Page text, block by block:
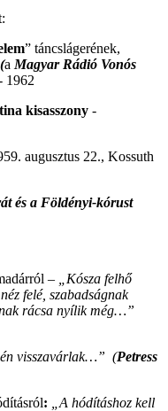
” táncslágerének,
(a Magyar Rádió Vonós
1962
kisasszony -
augusztus 22., Kossuth
és a Földényi-kórust
– „Kósza felhő
felé, szabadságnak
rácsa nyílik még…”
én visszavárlak…” (Petress
:
„A hódításhoz kell